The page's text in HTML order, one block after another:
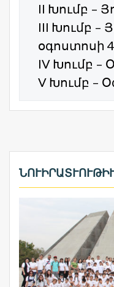
II Խումբ –
III Խումբ –
օգոստոսի 4
IV Խումբ –
V Խումբ –